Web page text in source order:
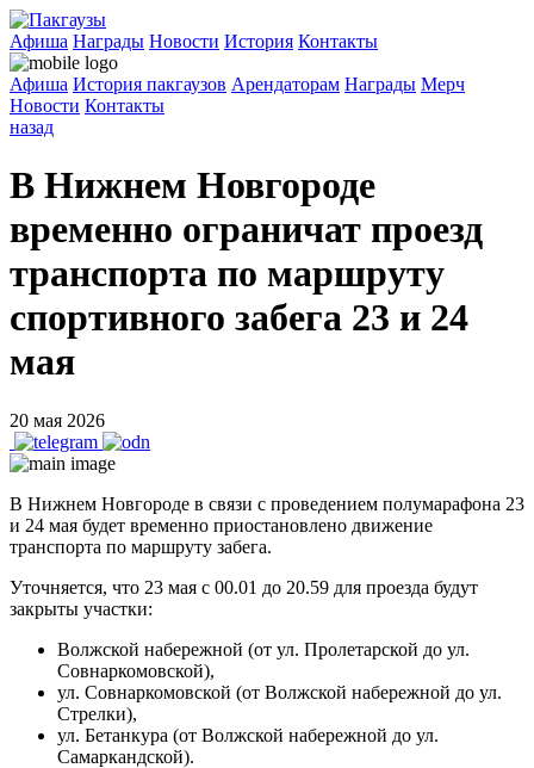
Афиша Награды Новости История Контакты
Афиша История пакгаузов Арендаторам Награды Мерч
Новости Контакты
назад
В Нижнем Новгороде
временно ограничат проезд
транспорта по маршруту
спортивного забега 23 и 24
мая
20 мая 2026
В Нижнем Новгороде в связи с проведением полумарафона 23
и 24 мая будет временно приостановлено движение
транспорта по маршруту забега.
Уточняется, что 23 мая с 00.01 до 20.59 для проезда будут
закрыты участки:
Волжской набережной (от ул. Пролетарской до ул.
Совнаркомовской),
ул. Совнаркомовской (от Волжской набережной до ул.
Стрелки),
ул. Бетанкура (от Волжской набережной до ул.
Самаркандской).